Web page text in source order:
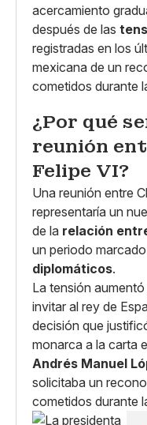
acercamiento
después de las
registradas en los
mexicana de un
cometidos durante
¿Por qué
reunión
Felipe VI?
Una reunión entre
representaría un
de la relación
un periodo
diplomáticos.
La tensión
invitar al rey de
decisión que
monarca a la carta
Andrés Manuel
solicitaba un
cometidos durante